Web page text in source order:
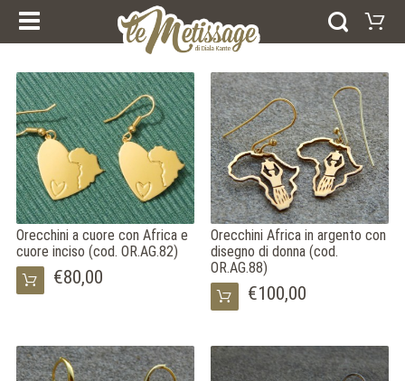
I NOSTRI CORSI
PRODOTTI
BUONI REGALO
ANELLI
BRACCIALI
ORECCHINI
PENDENTI
COLLEZIONI
AFRICA
FEDI NUZIALI
ARGENTO
ORO
HOME
CHI SIAMO
NEWS
COOKIE POLICY
Carrello
Il vostro carrello è vuoto
Visitate il negozio
Orecchini a cuore con Africa e
cuore inciso (cod. OR.AG.82)
€80,00
Orecchini Africa in argento con
disegno di donna (cod.
OR.AG.88)
€100,00